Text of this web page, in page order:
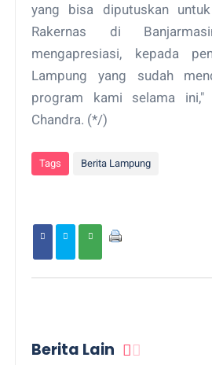
yang bisa diputuskan untuk
Rakernas di
mengapresiasi, kepada
Lampung yang sudah
program kami selama ini,"
Chandra. (*/)
Tags Berita Lampung
Berita Lain